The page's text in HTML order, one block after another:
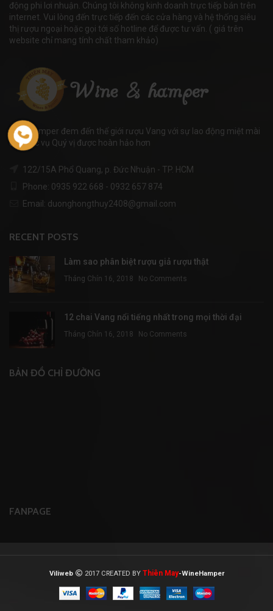
động phi lơi nhuận. Chúng tôi không kinh doanh trực tiếp bán trên
internet. Vui lòng đến trực tiếp đến các cửa hàng và hệ thống siêu
thị rượu ngoại hoặc gọi tới số hotline để được tư vấn. ( giá trên
website chỉ mang tính chất tham khảo)
WineHamper đem đến thế giới rượu Vang với sự lao động miệt mài
để phục vụ Quý vị được hoàn hảo hơn
122/15A Phổ Quang, p. Đức Nhuận - TP. HCM
Phone: 0935 922 668 - 0932 657 874
Email: duonghongthuy2408@gmail.com
RECENT POSTS
Làm sao phân biệt rượu giả rượu thật
Tháng Chín 16, 2018 No Comments
12 chai Vang nổi tiếng nhất trong mọi thời đại
Tháng Chín 16, 2018 No Comments
BẢN ĐỒ CHỈ ĐƯỜNG
FANPAGE
Viliweb 2017 CREATED BY Thiên May-WineHamper